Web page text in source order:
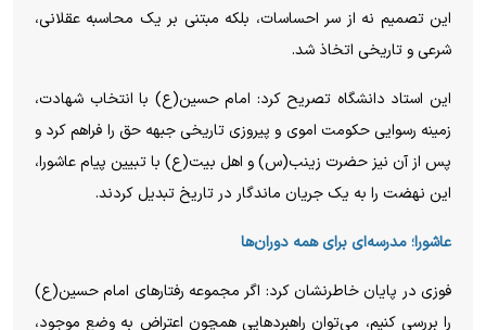
این تصمیم نه از سر احساسات، بلکه مبتنی بر یک محاسبه عقلانی،
شرعی و تاریخی اتخاذ شد.
این استاد دانشگاه تصریح کرد: امام حسین(ع) با انتخاب شهادت،
زمینه رسوایی حکومت اموی و پیروزی تاریخی جبهه حق را فراهم کرد و
پس از آن نیز حضرت زینب(س) و اهل بیت(ع) با تبیین پیام عاشورا،
این نهضت را به یک جریان ماندگار در تاریخ تبدیل کردند.
عاشورا؛ مدرسه‌ای برای همه دوران‌ها
فوزی در پایان خاطرنشان کرد: اگر مجموعه رفتارهای امام حسین(ع)
را بررسی کنیم، می‌توان راهبردهایی همچون اعتراض به وضع موجود،